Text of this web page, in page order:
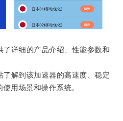
详细的产品介绍、性能参数和
解到该加速器的高速度、稳定
用场景和操作系统。